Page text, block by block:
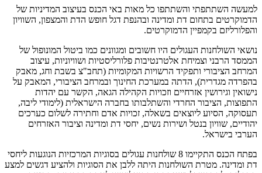
למעשה השתתפתי והשתתפו כל מאות באי הכנס בעיצוב המדיניות של
הדמוקרטים בתחום דת ומדינה ובהנפת דגל חופש הדת והמצפון, השוויון
והפלורליזם בקמפיין הדמוקרטים.
נושאי השולחנות העגולים היו חשובים ומגוונים כמו ביטול המונופול של
הממסד הרבני וצמיחת אלטרנטיבות פלורליסטיות ושוויוניות, עיצוב
המרחב הציבורי ותפקיד הרשויות המקומיות (תחב"צ בשבת וחג, מאבק
בהפרדה מגדרית), הדתה במערכת החינוך ובמרחב הציבורי, המאבק על
נישואין וגירושין אזרחיים וזכויות הקהילה הגאה, הקשר עם יהדות
התפוצות, הציבור החרדי והשתלבותו בחברה הישראלית (לימודי ליבה,
תעסוקה, הסיוע ליוצאים בשאלה, זכויות אדם וחתירה לשלום כערכים
יהודיים, שוויון בנטל ושירות נשים, יחסי דת ומדינה וציבור האזרחים
הערבי בישראל.
בפתח הכנס התקיימו 8 שולחנות עגולים בסוגיות המרכזיות הנוגעות ליחסי
דת ומדינה. מטרת השולחנות היתה ללבן את הסוגיות ולהציע דגשים למצע